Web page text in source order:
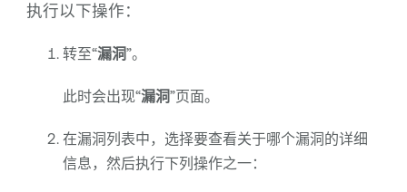
执行以下操作：
转至“漏洞”。
此时会出现“漏洞”页面。
在漏洞列表中，选择要查看关于哪个漏洞的详细
信息，然后执行下列操作之一：